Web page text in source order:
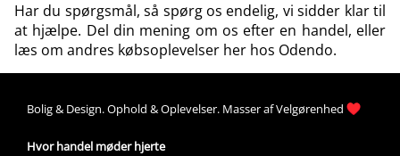
Har du spørgsmål, så spørg os endelig, vi sidder klar til
at hjælpe. Del din mening om os efter en handel, eller
læs om andres købsoplevelser her hos Odendo.
Bolig & Design. Ophold &Oplevelser. Masser af Velgørenhed
Hvor handel møder hjerte